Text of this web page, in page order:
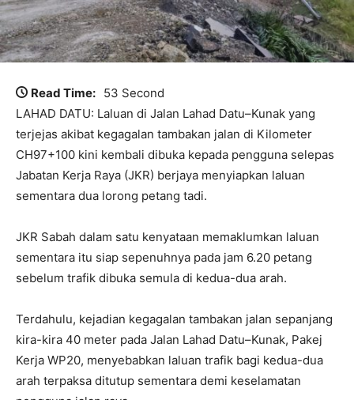
Read Time: 53 Second
LAHAD DATU: Laluan di Jalan Lahad Datu–Kunak yang
terjejas akibat kegagalan tambakan jalan di Kilometer
CH97+100 kini kembali dibuka kepada pengguna selepas
Jabatan Kerja Raya (JKR) berjaya menyiapkan laluan
sementara dua lorong petang tadi.
JKR Sabah dalam satu kenyataan memaklumkan laluan
sementara itu siap sepenuhnya pada jam 6.20 petang
sebelum trafik dibuka semula di kedua-dua arah.
Terdahulu, kejadian kegagalan tambakan jalan sepanjang
kira-kira 40 meter pada Jalan Lahad Datu–Kunak, Pakej
Kerja WP20, menyebabkan laluan trafik bagi kedua-dua
arah terpaksa ditutup sementara demi keselamatan